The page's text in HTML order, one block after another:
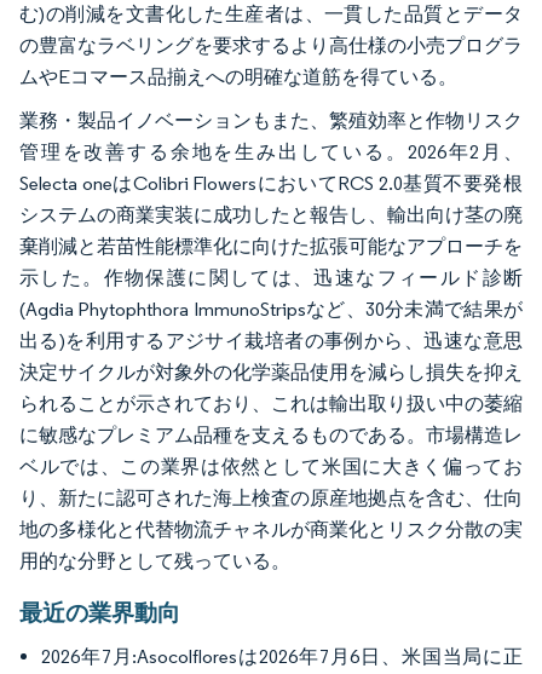
む)の削減を文書化した生産者は、一貫した品質とデータ
の豊富なラベリングを要求するより高仕様の小売プログラ
ムやEコマース品揃えへの明確な道筋を得ている。
業務・製品イノベーションもまた、繁殖効率と作物リスク
管理を改善する余地を生み出している。2026年2月、
Selecta oneはColibri FlowersにおいてRCS 2.0基質不要発根
システムの商業実装に成功したと報告し、輸出向け茎の廃
棄削減と若苗性能標準化に向けた拡張可能なアプローチを
示した。作物保護に関しては、迅速なフィールド診断
(Agdia Phytophthora ImmunoStripsなど、30分未満で結果が
出る)を利用するアジサイ栽培者の事例から、迅速な意思
決定サイクルが対象外の化学薬品使用を減らし損失を抑え
られることが示されており、これは輸出取り扱い中の萎縮
に敏感なプレミアム品種を支えるものである。市場構造レ
ベルでは、この業界は依然として米国に大きく偏ってお
り、新たに認可された海上検査の原産地拠点を含む、仕向
地の多様化と代替物流チャネルが商業化とリスク分散の実
用的な分野として残っている。
最近の業界動向
2026年7月:Asocolfloresは2026年7月6日、米国当局に正